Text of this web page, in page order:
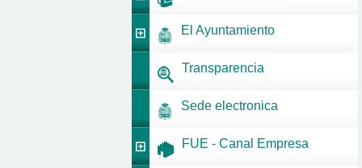
El Ayuntamiento
Transparencia
Sede electronica
FUE - Canal Empresa